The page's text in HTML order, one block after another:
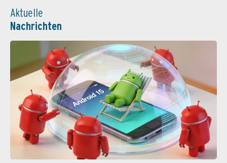
Aktuelle
Nachrichten